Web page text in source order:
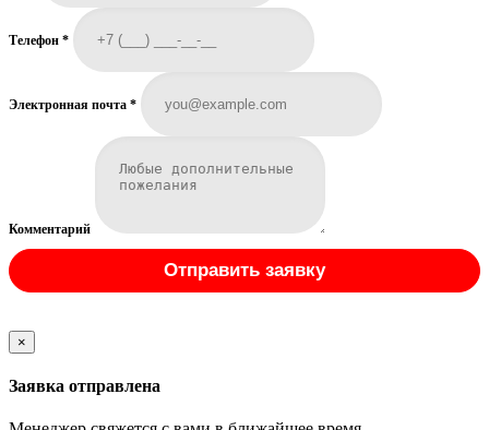
Телефон *
Электронная почта *
Комментарий
Отправить заявку
×
Заявка отправлена